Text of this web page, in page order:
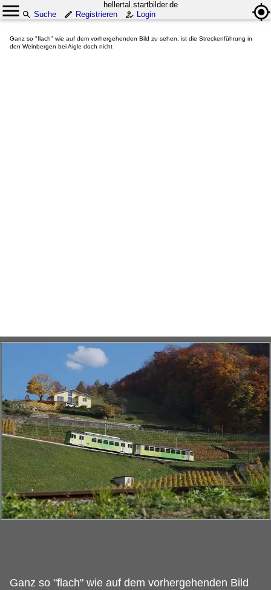
hellertal.startbilder.de
Suche
Registrieren Login
Ganz so "flach" wie auf dem vorhergehenden Bild zu sehen, ist die Streckenführung in
den Weinbergen bei Aigle doch nicht
Ganz so "flach" wie auf dem vorhergehenden Bild